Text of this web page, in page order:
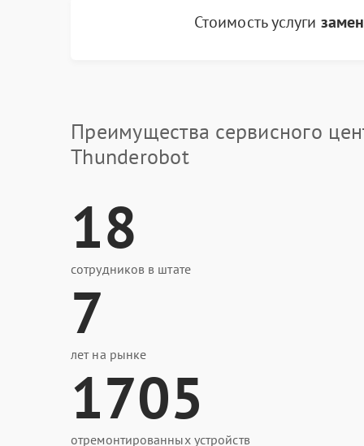
Стоимость услуги
Преимущества сервисного
Thunderobot
18
сотрудников в штате
7
лет на рынке
1705
отремонтированных устройств